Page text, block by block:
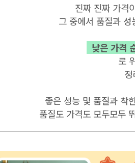
진짜 진짜 가격
그 중에서 품질과
낮은 가격
로
좋은 성능 및 품질과 착
품질도 가격도 모두모두